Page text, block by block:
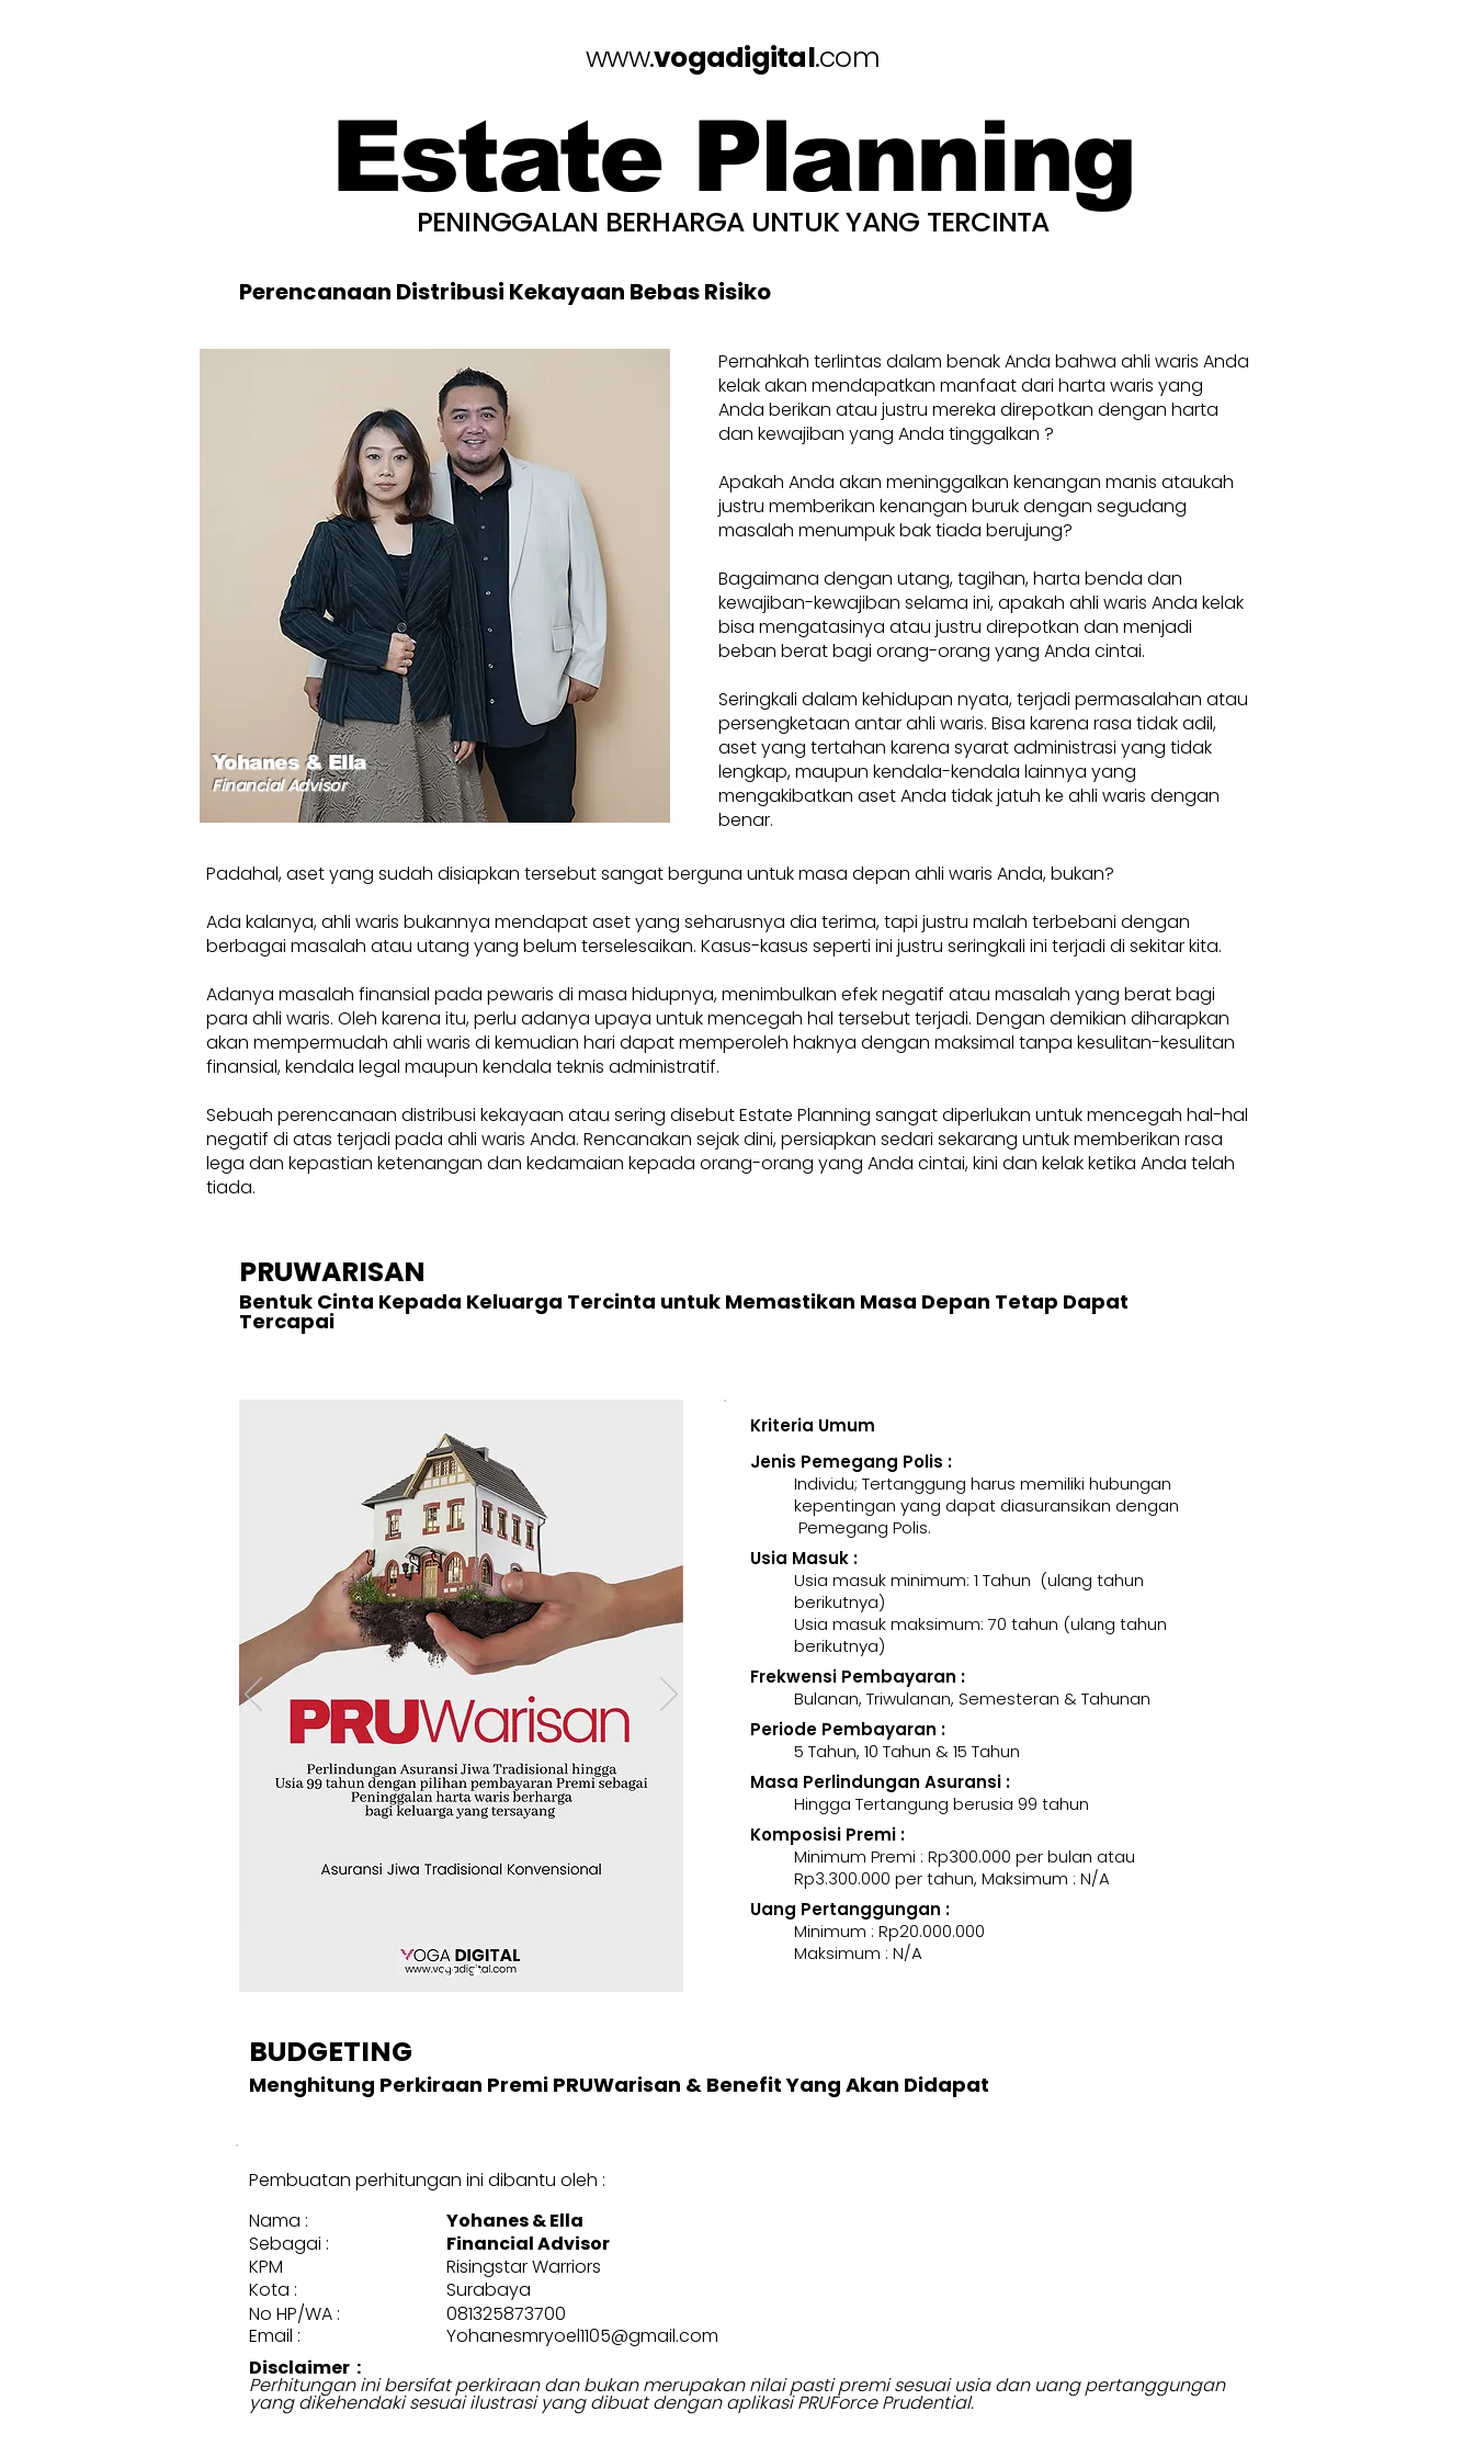
www.vogadigital.com
Estate Planning
PENINGGALAN BERHARGA UNTUK YANG TERCINTA
Perencanaan Distribusi Kekayaan Bebas Risiko
Financial Advisor
Yohanes & Ella
Pernahkah terlintas dalam benak Anda bahwa ahli waris Anda
kelak akan mendapatkan manfaat dari harta waris yang
Anda berikan atau justru mereka direpotkan dengan harta
dan kewajiban yang Anda tinggalkan ?
Apakah Anda akan meninggalkan kenangan manis ataukah
justru memberikan kenangan buruk dengan segudang
masalah menumpuk bak tiada berujung?
Bagaimana dengan utang, tagihan, harta benda dan
kewajiban-kewajiban selama ini, apakah ahli waris Anda kelak
bisa mengatasinya atau justru direpotkan dan menjadi
beban berat bagi orang-orang yang Anda cintai.
Seringkali dalam kehidupan nyata, terjadi permasalahan atau
persengketaan antar ahli waris. Bisa karena rasa tidak adil,
aset yang tertahan karena syarat administrasi yang tidak
lengkap, maupun kendala-kendala lainnya yang
mengakibatkan aset Anda tidak jatuh ke ahli waris dengan
benar.
Padahal, aset yang sudah disiapkan tersebut sangat berguna untuk masa depan ahli waris Anda, bukan?
Ada kalanya, ahli waris bukannya mendapat aset yang seharusnya dia terima, tapi justru malah terbebani dengan
berbagai masalah atau utang yang belum terselesaikan. Kasus-kasus seperti ini justru seringkali ini terjadi di sekitar kita.
Adanya masalah finansial pada pewaris di masa hidupnya, menimbulkan efek negatif atau masalah yang berat bagi
para ahli waris. Oleh karena itu, perlu adanya upaya untuk mencegah hal tersebut terjadi. Dengan demikian diharapkan
akan mempermudah ahli waris di kemudian hari dapat memperoleh haknya dengan maksimal tanpa kesulitan-kesulitan
finansial, kendala legal maupun kendala teknis administratif.
Sebuah perencanaan distribusi kekayaan atau sering disebut Estate Planning sangat diperlukan untuk mencegah hal-hal
negatif di atas terjadi pada ahli waris Anda. Rencanakan sejak dini, persiapkan sedari sekarang untuk memberikan rasa
lega dan kepastian ketenangan dan kedamaian kepada orang-orang yang Anda cintai, kini dan kelak ketika Anda telah
tiada.
PRUWARISAN
Bentuk Cinta Kepada Keluarga Tercinta untuk Memastikan Masa Depan Tetap Dapat
Tercapai
Kriteria Umum
Jenis Pemegang Polis :
Individu; Tertanggung harus memiliki hubungan
kepentingan yang dapat diasuransikan dengan
Pemegang Polis.
Usia Masuk :
Usia masuk minimum: 1 Tahun (ulang tahun
berikutnya)
Usia masuk maksimum: 70 tahun (ulang tahun
berikutnya)
Frekwensi Pembayaran :
Bulanan, Triwulanan, Semesteran & Tahunan
Periode Pembayaran :
5 Tahun, 10 Tahun & 15 Tahun
Masa Perlindungan Asuransi :
Hingga Tertangung berusia 99 tahun
Komposisi Premi :
Minimum Premi : Rp300.000 per bulan atau
Rp3.300.000 per tahun, Maksimum : N/A
Uang Pertanggungan :
Minimum : Rp20.000.000
Maksimum : N/A
BUDGETING
Menghitung Perkiraan Premi PRUWarisan & Benefit Yang Akan Didapat
Pembuatan perhitungan ini dibantu oleh :
Surabaya
Kota :
081325873700
No HP/WA :
Email :
Yohanesmryoel1105@gmail.com
Disclaimer :
Perhitungan ini bersifat perkiraan dan bukan merupakan nilai pasti premi sesuai usia dan uang pertanggungan
yang dikehendaki sesuai ilustrasi yang dibuat dengan aplikasi PRUForce Prudential.
Nama :
Yohanes & Ella
Sebagai :
Financial Advisor
KPM
Risingstar Warriors